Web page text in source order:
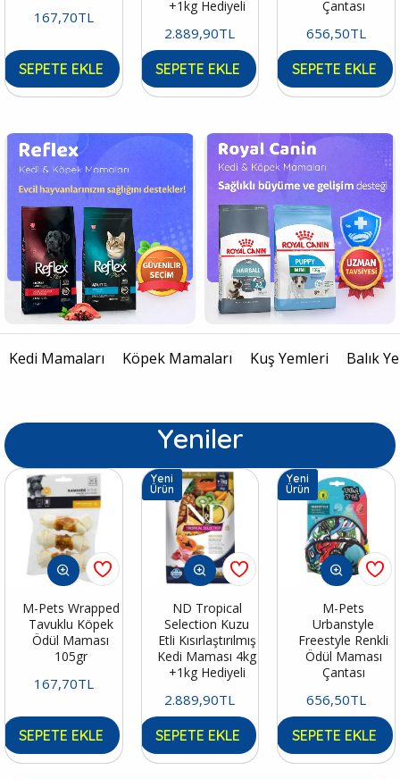
167,70TL
SEPETE EKLE
+1kg Hediyeli
2.889,90TL
SEPETE EKLE
Çantası
656,50TL
SEPETE EKLE
Kedi Mamaları Köpek Mamaları Kuş Yemleri Balık
Yeniler
M-Pets Wrapped
Tavuklu Köpek
Ödül Maması
105gr
167,70TL
SEPETE EKLE
Yeni
Ürün
ND Tropical
Selection Kuzu
Etli Kısırlaştırılmış
Kedi Maması 4kg
+1kg Hediyeli
2.889,90TL
SEPETE EKLE
Yeni
Ürün
M-Pets
Urbanstyle
Freestyle Renkli
Ödül Maması
Çantası
656,50TL
SEPETE EKLE